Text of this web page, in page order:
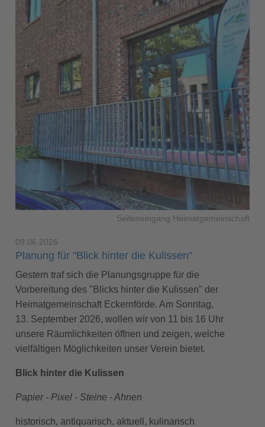
Seiteneingang Heimatgemeinschaft
09.06.2026
Planung für "Blick hinter die Kulissen"
Gestern traf sich die Planungsgruppe für die
Vorbereitung des "Blicks hinter die Kulissen" der
Heimatgemeinschaft Eckernförde. Am Sonntag,
13. September 2026, wollen wir von 11 bis 16 Uhr
unsere Räumlichkeiten öffnen und zeigen, welche
vielfältigen Möglichkeiten unser Verein bietet.
Blick hinter die Kulissen
Papier - Pixel - Steine - Ahnen
historisch, antiquarisch, aktuell, kulinarisch